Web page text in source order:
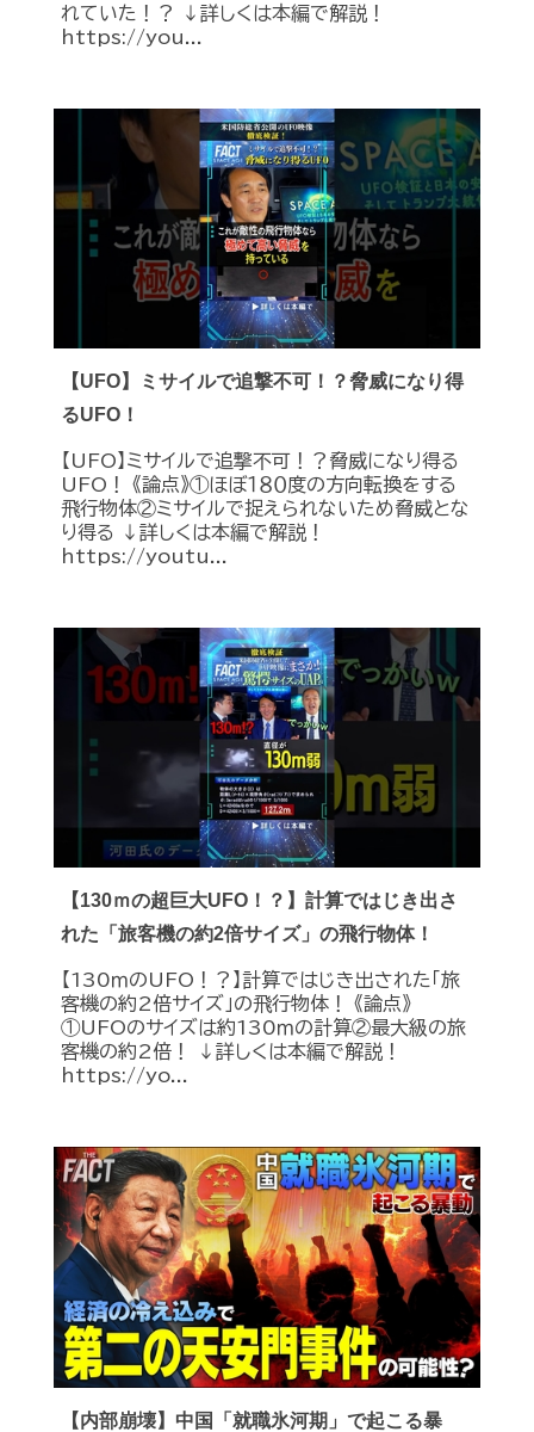
れていた！？ ↓詳しくは本編で解説！
https://you...
【UFO】ミサイルで追撃不可！？脅威になり得
るUFO！
【UFO】ミサイルで追撃不可！？脅威になり得る
UFO！ 《論点》①ほぼ１８０度の方向転換をする
飛行物体②ミサイルで捉えられないため脅威とな
り得る ↓詳しくは本編で解説！
https://youtu...
【130ｍの超巨大UFO！？】計算ではじき出さ
れた「旅客機の約2倍サイズ」の飛行物体！
【130ｍのUFO！？】計算ではじき出された「旅
客機の約2倍サイズ」の飛行物体！ 《論点》
①UFOのサイズは約130ｍの計算②最大級の旅
客機の約2倍！ ↓詳しくは本編で解説！
https://yo...
【内部崩壊】中国「就職氷河期」で起こる暴